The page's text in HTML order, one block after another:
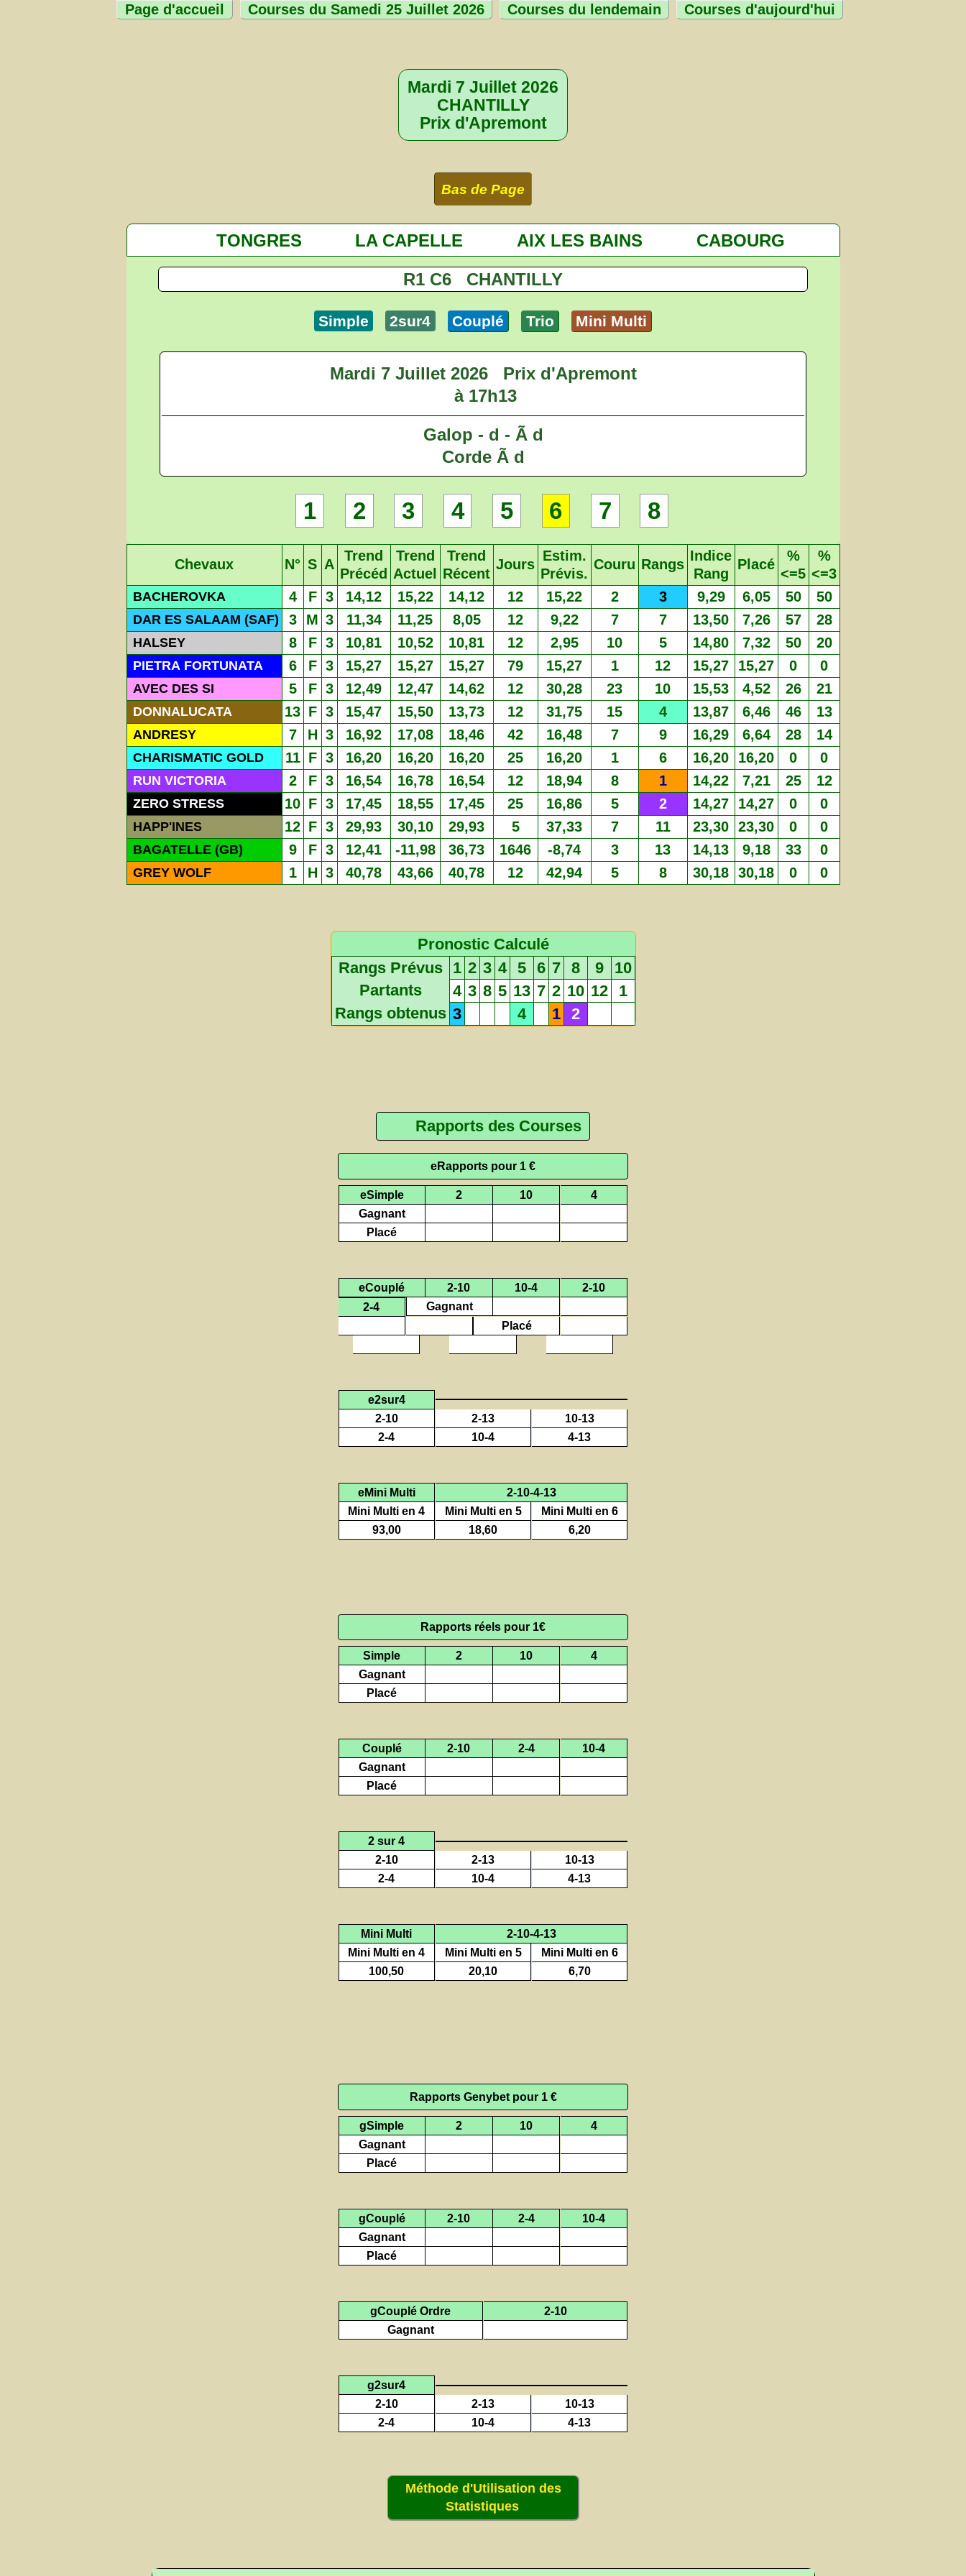
Page d'accueil Courses du Samedi 25 Juillet 2026 Courses du lendemain Courses d'aujourd'hui
Mardi 7 Juillet 2026
CHANTILLY
Prix d'Apremont
Bas de Page
TONGRES LA CAPELLE AIX LES BAINS CABOURG
R1 C6 CHANTILLY
Simple 2sur4 Couplé Trio Mini Multi
Mardi 7 Juillet 2026
Prix d'Apremont
à 17h13
Galop - d - Ã d
Corde Ã d
1 2 3 4 5 6 7 8
Chevaux N° S A
Trend
Précéd
Trend
Actuel
Trend
Récent
Jours
Estim.
Prévis.
Couru Rangs
Indice
Rang
Placé
%
<=5
%
<=3
BACHEROVKA 4 F 3 14,12 15,22 14,12 12 15,22 2 3 9,29 6,05 50 50
DAR ES SALAAM (SAF) 3 M 3 11,34 11,25 8,05 12 9,22 7 7 13,50 7,26 57 28
HALSEY 8 F 3 10,81 10,52 10,81 12 2,95 10 5 14,80 7,32 50 20
PIETRA FORTUNATA 6 F 3 15,27 15,27 15,27 79 15,27 1 12 15,27 15,27 0 0
AVEC DES SI 5 F 3 12,49 12,47 14,62 12 30,28 23 10 15,53 4,52 26 21
DONNALUCATA 13 F 3 15,47 15,50 13,73 12 31,75 15 4 13,87 6,46 46 13
ANDRESY 7 H 3 16,92 17,08 18,46 42 16,48 7 9 16,29 6,64 28 14
CHARISMATIC GOLD 11 F 3 16,20 16,20 16,20 25 16,20 1 6 16,20 16,20 0 0
RUN VICTORIA 2 F 3 16,54 16,78 16,54 12 18,94 8 1 14,22 7,21 25 12
ZERO STRESS 10 F 3 17,45 18,55 17,45 25 16,86 5 2 14,27 14,27 0 0
HAPP'INES 12 F 3 29,93 30,10 29,93 5 37,33 7 11 23,30 23,30 0 0
BAGATELLE (GB) 9 F 3 12,41 -11,98 36,73 1646 -8,74 3 13 14,13 9,18 33 0
GREY WOLF 1 H 3 40,78 43,66 40,78 12 42,94 5 8 30,18 30,18 0 0
Pronostic Calculé
Rangs Prévus
1 2 3 4 5 6 7 8 9
10
Partants
4 3 8 5 13 7 2 10 12
1
Rangs obtenus 3 4 1 2
Rapports des Courses
eRapports pour 1 €
eSimple 2 10
4
Gagnant
Placé
eCouplé 2-10 10-4
2-10
2-4
Gagnant
Placé
e2sur4
2-10
2-13
10-13
2-4
10-4 4-13
eMini Multi
2-10-4-13
Mini Multi en 4
Mini Multi en 5
Mini Multi en 6
93,00
18,60 6,20
Rapports réels pour 1€
Simple 2 10
4
Gagnant
Placé
Couplé 2-10 2-4
10-4
Gagnant
Placé
2 sur 4
2-10
2-13
10-13
2-4
10-4 4-13
Mini Multi
2-10-4-13
Mini Multi en 4
Mini Multi en 5
Mini Multi en 6
100,50
20,10 6,70
Rapports Genybet pour 1 €
gSimple 2 10
4
Gagnant
Placé
gCouplé 2-10 2-4
10-4
Gagnant
Placé
gCouplé Ordre
2-10
Gagnant
g2sur4
2-10
2-13
10-13
2-4
10-4 4-13
Méthode d'Utilisation des
Statistiques